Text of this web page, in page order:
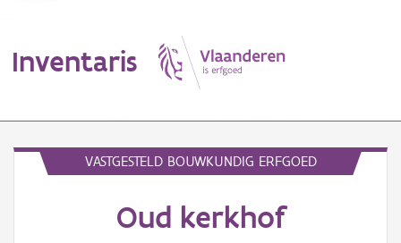
Inventaris
VASTGESTELD BOUWKUNDIG ERFGOED
Oud kerkhof